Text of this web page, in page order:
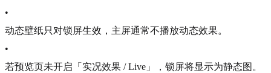
•
动态壁纸只对锁屏生效，主屏通常不播放动态效果。
•
若预览页未开启「实况效果 / Live」，锁屏将显示为静态图。